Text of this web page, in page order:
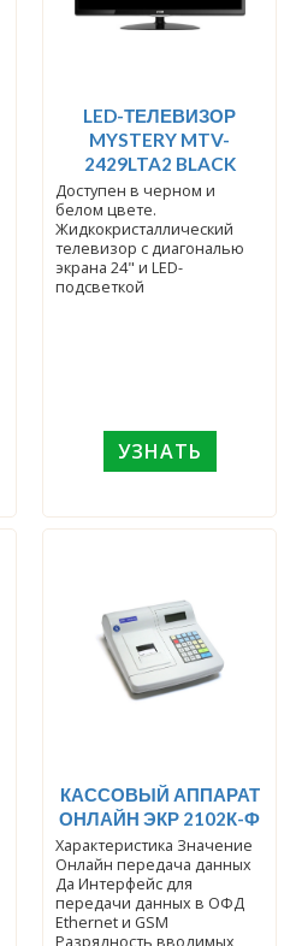
LED-ТЕЛЕВИЗОР
MYSTERY MTV-
2429LTA2 BLACK
Доступен в черном и
белом цвете.
Жидкокристаллический
телевизор с диагональю
экрана 24" и LED-
подсветкой
УЗНАТЬ
КАССОВЫЙ АППАРАТ
ОНЛАЙН ЭКР 2102К-Ф
Характеристика Значение
Онлайн передача данных
Да Интерфейс для
передачи данных в ОФД
Ethernet и GSM
Разрядность вводимых